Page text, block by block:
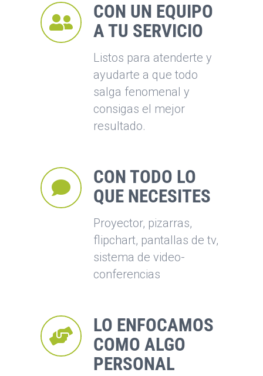
CON UN EQUIPO
A TU SERVICIO
Listos para atenderte y
ayudarte a que todo
salga fenomenal y
consigas el mejor
resultado.
CON TODO LO
QUE NECESITES
Proyector, pizarras,
flipchart, pantallas de tv,
sistema de video-
conferencias
LO ENFOCAMOS
COMO ALGO
PERSONAL